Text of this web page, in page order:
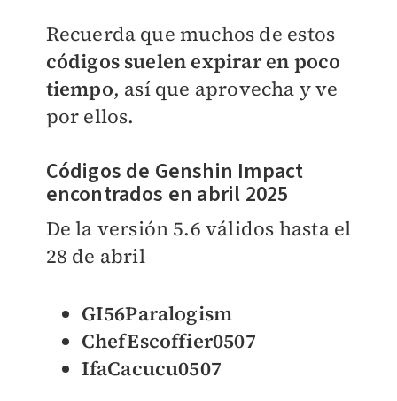
Recuerda que muchos de estos
códigos suelen expirar en poco
tiempo, así que aprovecha y ve
por ellos.
Códigos de Genshin Impact
encontrados en abril 2025
De la versión 5.6 válidos hasta el
28 de abril
GI56Paralogism
ChefEscoffier0507
IfaCacucu0507